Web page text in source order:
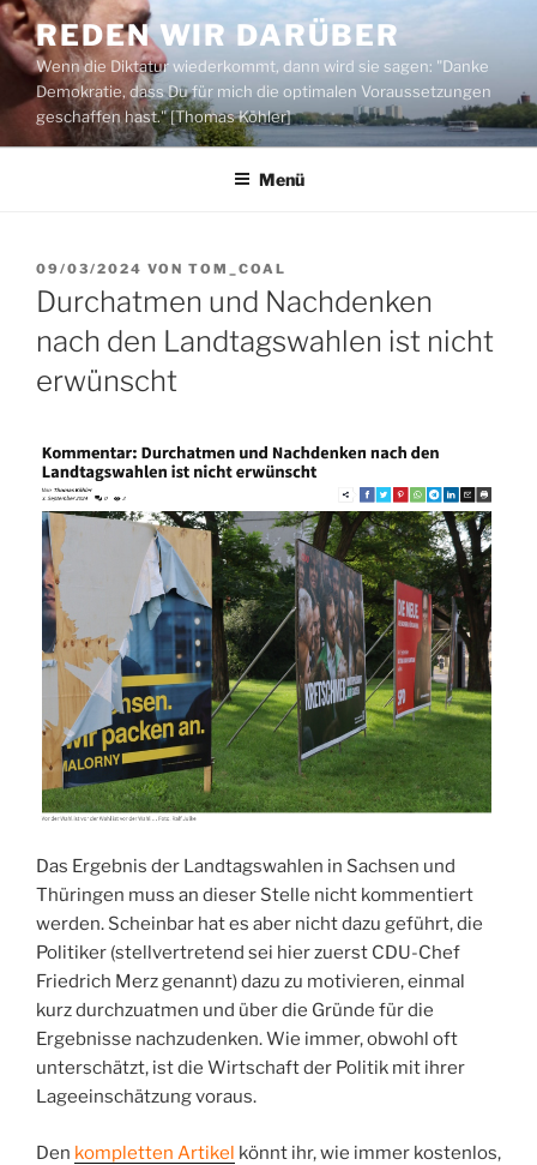
Zum
Inhalt
springen
REDEN WIR DARÜBER
Wenn die Diktatur wiederkommt, dann wird sie sagen: "Danke
Demokratie, dass Du für mich die optimalen Voraussetzungen
geschaffen hast." [Thomas Köhler]
Menü
VERÖFFENTLICHT
AM
09/03/2024 VON TOM_COAL
Durchatmen und Nachdenken
nach den Landtagswahlen ist nicht
erwünscht
Das Ergebnis der Landtagswahlen in Sachsen und
Thüringen muss an dieser Stelle nicht kommentiert
werden. Scheinbar hat es aber nicht dazu geführt, die
Politiker (stellvertretend sei hier zuerst CDU-Chef
Friedrich Merz genannt) dazu zu motivieren, einmal
kurz durchzuatmen und über die Gründe für die
Ergebnisse nachzudenken. Wie immer, obwohl oft
unterschätzt, ist die Wirtschaft der Politik mit ihrer
Lageeinschätzung voraus.
Den kompletten Artikel könnt ihr, wie immer kostenlos,